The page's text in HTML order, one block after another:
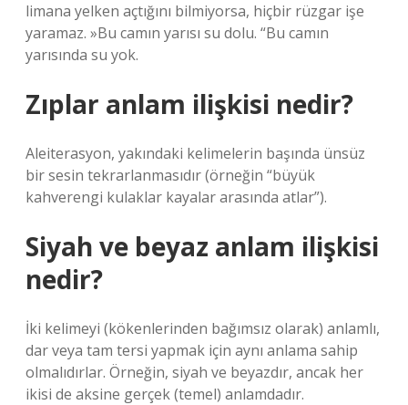
limana yelken açtığını bilmiyorsa, hiçbir rüzgar işe
yaramaz. »Bu camın yarısı su dolu. “Bu camın
yarısında su yok.
Zıplar anlam ilişkisi nedir?
Aleiterasyon, yakındaki kelimelerin başında ünsüz
bir sesin tekrarlanmasıdır (örneğin “büyük
kahverengi kulaklar kayalar arasında atlar”).
Siyah ve beyaz anlam ilişkisi
nedir?
İki kelimeyi (kökenlerinden bağımsız olarak) anlamlı,
dar veya tam tersi yapmak için aynı anlama sahip
olmalıdırlar. Örneğin, siyah ve beyazdır, ancak her
ikisi de aksine gerçek (temel) anlamdadır.